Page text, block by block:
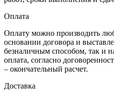
Оплата
Оплату можно производить
основании договора и
безналичным способом, так и
оплата, согласно
– окончательный расчет.
Доставка